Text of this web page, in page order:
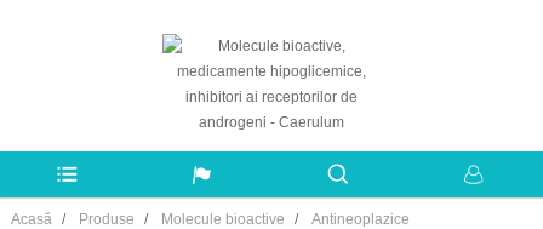
Acasă Produse Molecule bioactive Antineoplazice